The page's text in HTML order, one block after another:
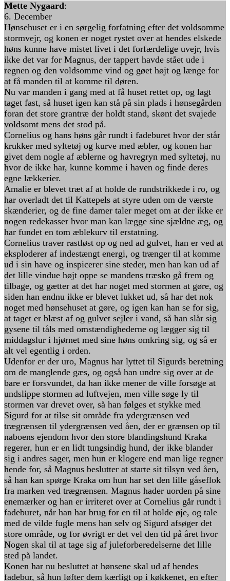
Mette Nygaard:
6. December
Hønsehuset er i en sørgelig forfatning efter det voldsomme
stormvejr, og konen er noget rystet over at hendes elskede
høns kunne have mistet livet i det forfærdelige uvejr, hvis
ikke det var for Magnus, der tappert havde stået ude i
regnen og den voldsomme vind og gøet højt og længe for
at få manden til at komme til døren.
Nu var manden i gang med at få huset rettet op, og lagt
taget fast, så huset igen kan stå på sin plads i hønsegården
foran det store grantræ der holdt stand, skønt det svajede
voldsomt mens det stod på.
Cornelius og hans høns går rundt i fadeburet hvor der står
krukker med syltetøj og kurve med æbler, og konen har
givet dem nogle af æblerne og havregryn med syltetøj, nu
hvor de ikke har, kunne komme i haven og finde deres
egne lækkerier.
Amalie er blevet træt af at holde de rundstrikkede i ro, og
har overladt det til Kattepels at styre uden om de værste
skænderier, og de fine damer taler meget om at der ikke er
nogen redekasser hvor man kan lægge sine sjældne æg, og
har fundet en tom æblekurv til erstatning.
Cornelius traver rastløst op og ned ad gulvet, han er ved at
eksploderer af indestængt energi, og trænger til at komme
ud i sin have og inspicerer sine steder, men han kan ud af
det lille vindue højt oppe se mandens træsko gå frem og
tilbage, og gætter at det har noget med stormen at gøre, og
siden han endnu ikke er blevet lukket ud, så har det nok
noget med hønsehuset at gøre, og igen kan han se for sig,
at taget er blæst af og gulvet sejler i vand, så han slår sig
gysene til tåls med omstændighederne og lægger sig til
middagslur i hjørnet med sine høns omkring sig, og så er
alt vel egentlig i orden.
Udenfor er der uro, Magnus har lyttet til Sigurds beretning
om de manglende gæs, og også han undre sig over at de
bare er forsvundet, da han ikke mener de ville forsøge at
undslippe stormen ad luftvejen, men ville søge ly til
stormen var drevet over, så han følges et stykke med
Sigurd for at tilse sit område fra ydergrænsen ved
trægrænsen til ydergrænsen ved åen, der er grænsen op til
naboens ejendom hvor den store blandingshund Kraka
regerer, hun er en lidt tungsindig hund, der ikke blander
sig i andres sager, men hun er klogere end man lige regner
hende for, så Magnus beslutter at starte sit tilsyn ved åen,
så han kan spørge Kraka om hun har set den lille gåseflok
fra marken ved trægrænsen. Magnus hader uorden på sine
enemærker og han er irriteret over at Cornelius går rundt i
fadeburet, når han har brug for en til at holde øje, og tale
med de vilde fugle mens han selv og Sigurd afsøger det
store område, og for øvrigt er det vel den tid på året hvor
Nogen skal til at tage sig af juleforberedelserne det lille
sted på landet.
Konen har nu besluttet at hønsene skal ud af hendes
fadebur, så hun løfter dem kærligt op i køkkenet, en efter